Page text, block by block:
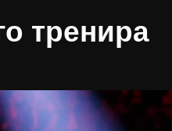
тренира